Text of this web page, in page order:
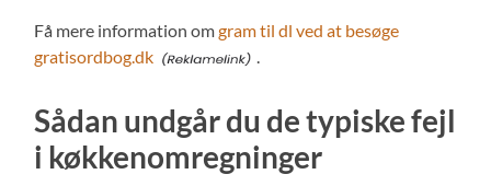
Få mere information omgram til dl ved at besøge
gratisordbog.dk
Sådan undgår du de typiske fejl
i køkkenomregninger